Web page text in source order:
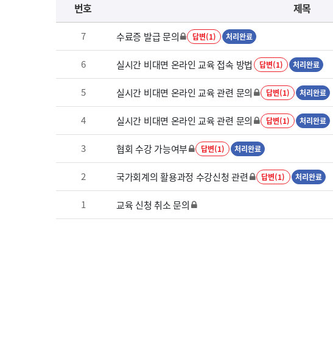
번호 제목
7 수료증 발급 문의 답변(1) 처리완료
6 실시간 비대면 온라인 교육 접속 방법 답변(1) 처리완료
5 실시간 비대면 온라인 교육 관련 문의 답변(1) 처리완료
4 실시간 비대면 온라인 교육 관련 문의 답변(1) 처리완료
3 협회 수강 가능여부 답변(1) 처리완료
2 국가회계의 활용과정 수강신청 관련 답변(1) 처리완료
1 교육 신청 취소 문의